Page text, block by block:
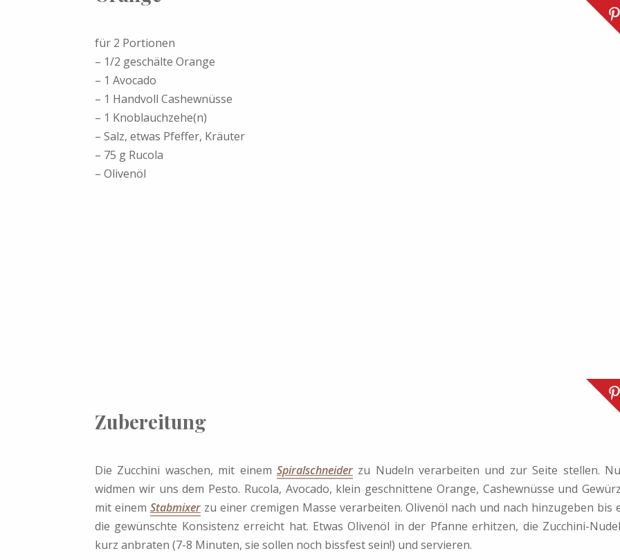
für 2 Portionen
– 1/2 geschälte Orange
– 1 Avocado
– 1 Handvoll Cashewnüsse
– 1 Knoblauchzehe(n)
– Salz, etwas Pfeffer, Kräuter
– 75 g Rucola
– Olivenöl
Zubereitung
Die Zucchini waschen, mit einem Spiralschneiderzu Nudeln verarbeiten und zur Seite stellen.
widmen wir uns dem Pesto. Rucola, Avocado, klein geschnittene Orange, Cashewnüsse und
mit einem Stabmixerzu einer cremigen Masse verarbeiten. Olivenöl nach und nach hinzugeben bis
die gewünschte Konsistenz erreicht hat. Etwas Olivenöl in der Pfanne erhitzen, die Zucchini-
kurz anbraten (7-8 Minuten, sie sollen noch bissfest sein!) und servieren.